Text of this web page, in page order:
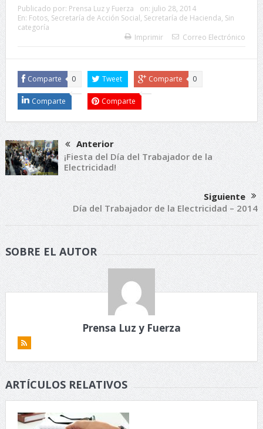
Publicado por: Prensa Luz y Fuerza on: julio 28, 2014
En: Fotos, Secretaría de Acción Social, Secretaría de Hacienda, Sin
categoría
Imprimir
Correo Electrónico
Comparte 0 Tweet Comparte 0
Comparte Comparte
Anterior
¡Fiesta del Día del Trabajador de la
Electricidad!
Siguiente
Día del Trabajador de la Electricidad – 2014
SOBRE EL AUTOR
Prensa Luz y Fuerza
ARTÍCULOS RELATIVOS